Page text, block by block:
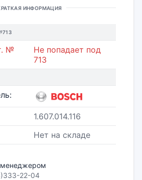
ИНФОРМАЦИЯ
№
Не попадает под
713
1.607.014.116
Нет на складе
менеджером
22-04